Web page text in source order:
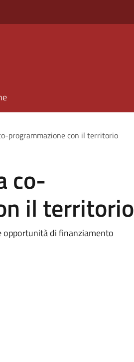
programmazione con il territorio
co-
il territorio
opportunità di finanziamento